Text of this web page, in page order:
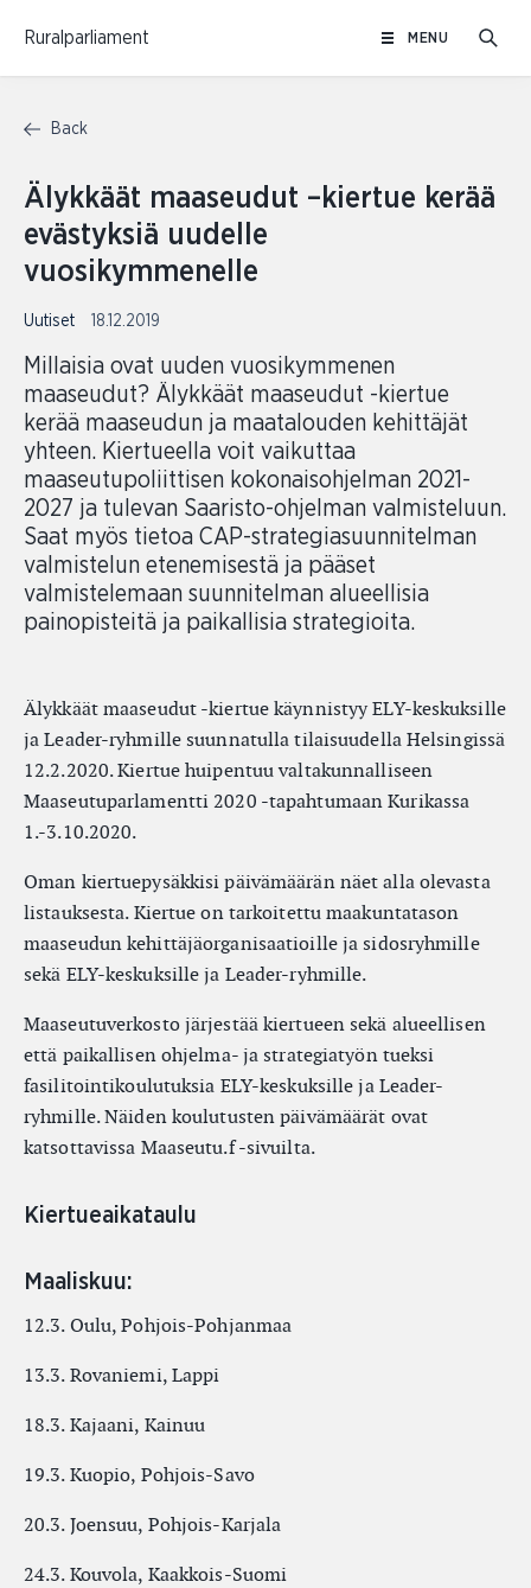
Ruralparliament MENU
Back
Älykkäät maaseudut –kiertue kerää
evästyksiä uudelle
vuosikymmenelle
Uutiset 18.12.2019
Millaisia ovat uuden vuosikymmenen
maaseudut? Älykkäät maaseudut -kiertue
kerää maaseudun ja maatalouden kehittäjät
yhteen. Kiertueella voit vaikuttaa
maaseutupoliittisen kokonaisohjelman 2021-
2027 ja tulevan Saaristo-ohjelman valmisteluun.
Saat myös tietoa CAP-strategiasuunnitelman
valmistelun etenemisestä ja pääset
valmistelemaan suunnitelman alueellisia
painopisteitä ja paikallisia strategioita.
Älykkäät maaseudut -kiertue käynnistyy ELY-keskuksille
ja Leader-ryhmille suunnatulla tilaisuudella Helsingissä
12.2.2020. Kiertue huipentuu valtakunnalliseen
Maaseutuparlamentti 2020 -tapahtumaan Kurikassa
1.-3.10.2020.
Oman kiertuepysäkkisi päivämäärän näet alla olevasta
listauksesta. Kiertue on tarkoitettu maakuntatason
maaseudun kehittäjäorganisaatioille ja sidosryhmille
sekä ELY-keskuksille ja Leader-ryhmille.
Maaseutuverkosto järjestää kiertueen sekä alueellisen
että paikallisen ohjelma- ja strategiatyön tueksi
fasilitointikoulutuksia ELY-keskuksille ja Leader-
ryhmille. Näiden koulutusten päivämäärät ovat
katsottavissa Maaseutu.f -sivuilta.
Kiertueaikataulu
Maaliskuu:
12.3. Oulu, Pohjois-Pohjanmaa
13.3. Rovaniemi, Lappi
18.3. Kajaani, Kainuu
19.3. Kuopio, Pohjois-Savo
20.3. Joensuu, Pohjois-Karjala
24.3. Kouvola, Kaakkois-Suomi